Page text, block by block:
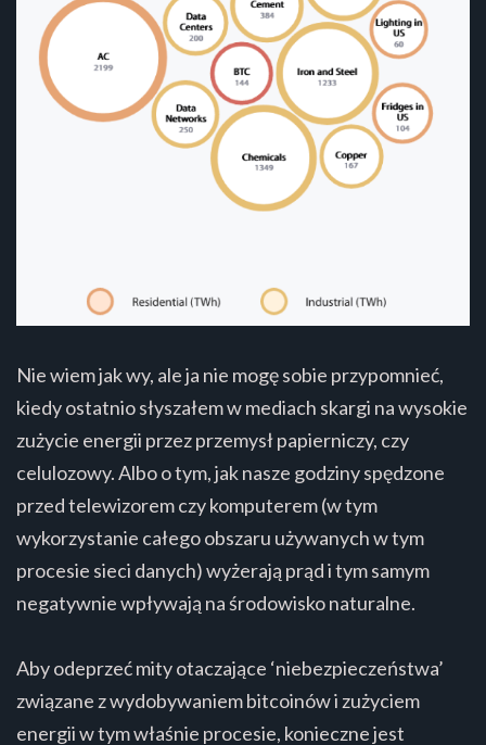
Nie wiem jak wy, ale ja nie mogę sobie przypomnieć,
kiedy ostatnio słyszałem w mediach skargi na wysokie
zużycie energii przez przemysł papierniczy, czy
celulozowy. Albo o tym, jak nasze godziny spędzone
przed telewizorem czy komputerem (w tym
wykorzystanie całego obszaru używanych w tym
procesie sieci danych) wyżerają prąd i tym samym
negatywnie wpływają na środowisko naturalne.
Aby odeprzeć mity otaczające ‘niebezpieczeństwa’
związane z wydobywaniem bitcoinów i zużyciem
energii w tym właśnie procesie, konieczne jest